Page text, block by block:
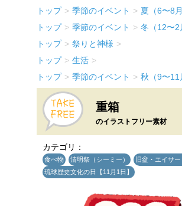
トップ > 季節のイベント > 夏（6〜8
トップ > 季節のイベント > 冬（12〜2
トップ > 祭りと神様 >
トップ > 生活 >
トップ > 季節のイベント > 秋（9〜11
重箱
のイラストフリー素材
カテゴリ：
食べ物 清明祭（シーミー）
旧盆・エイサ
琉球歴史文化の日【11月1日】